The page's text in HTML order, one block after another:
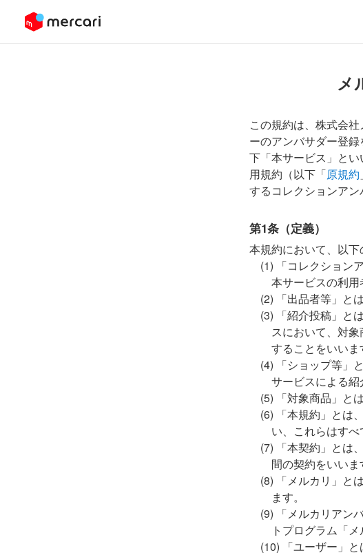
メ
この規約は、株式会
ーのアンバサダー登
下「本サービス」と
用規約（以下「原規約
するコレクションアン
第1条（定義）
本規約において、以下
「コレクション
本サービスの利用
「出品者等」と
「紹介投稿」と
スにおいて、対
することをいいま
「ショップ等」
サービスによる紹
「対象商品」と
「本規約」とは
い、これらはすべ
「本契約」とは
間の契約をいいま
「メルカリ」と
ます。
「メルカリアン
トプログラム「
「ユーザー」